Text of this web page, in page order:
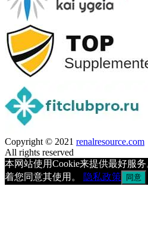
Copyright © 2021 renalresource.com
All rights reserved
本网站使用Cookie来提供最好服
着您同意其使用。
隐私政策 同意